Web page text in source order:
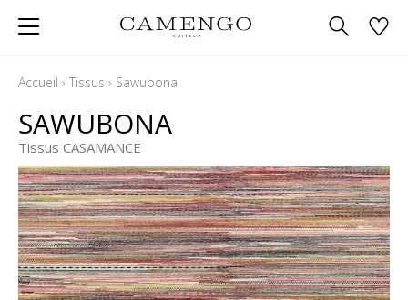
Accueil › Tissus › Sawubona
SAWUBONA
Tissus CASAMANCE